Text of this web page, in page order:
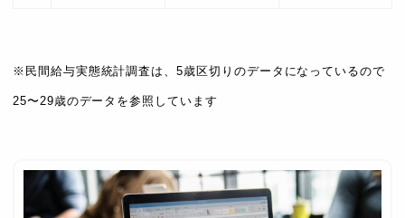
※民間給与実態統計調査は、5歳区切りのデータになっているので
25〜29歳のデータを参照しています